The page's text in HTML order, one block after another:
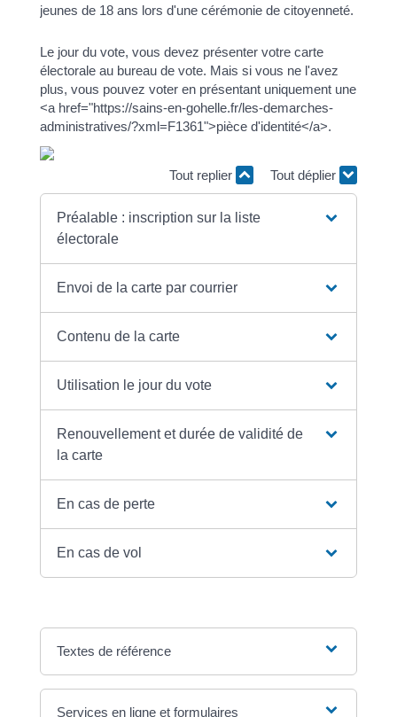
jeunes de 18 ans lors d'une cérémonie de citoyenneté.
Le jour du vote, vous devez présenter votre carte
électorale au bureau de vote. Mais si vous ne l'avez
plus, vous pouvez voter en présentant uniquement une
<a href="https://sains-en-gohelle.fr/les-demarches-
administratives/?xml=F1361">pièce d'identité</a>.
Tout replier Tout déplier
Préalable : inscription sur la liste
électorale
Envoi de la carte par courrier
Contenu de la carte
Utilisation le jour du vote
Renouvellement et durée de validité de
la carte
En cas de perte
En cas de vol
Textes de référence
Services en ligne et formulaires